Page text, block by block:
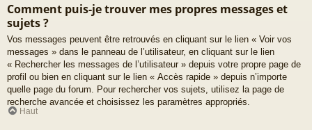
Comment puis-je trouver mes propres messages et
sujets ?
Vos messages peuvent être retrouvés en cliquant sur le lien « Voir vos
messages » dans le panneau de l’utilisateur, en cliquant sur le lien
« Rechercher les messages de l’utilisateur » depuis votre propre page de
profil ou bien en cliquant sur le lien « Accès rapide » depuis n’importe
quelle page du forum. Pour rechercher vos sujets, utilisez la page de
recherche avancée et choisissez les paramètres appropriés.
Haut